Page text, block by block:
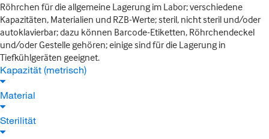
Röhrchen für die allgemeine Lagerung im Labor; verschiedene
Kapazitäten, Materialien und RZB-Werte; steril, nicht steril und/oder
autoklavierbar; dazu können Barcode-Etiketten, Röhrchendeckel
und/oder Gestelle gehören; einige sind für die Lagerung in
Tiefkühlgeräten geeignet.
Kapazität (metrisch)
Material
Sterilität